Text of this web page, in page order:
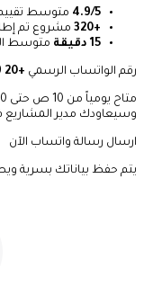
4.9/5 متوسط
+320
مشروع تم
15 دقيقة
متوسط
رقم الواتساب الرسمي +20 109 137 1348
وسيعاودك مدير المشاريع
ارسال رسالة واتساب الآن
يتم حفظ بياناتك بسرية